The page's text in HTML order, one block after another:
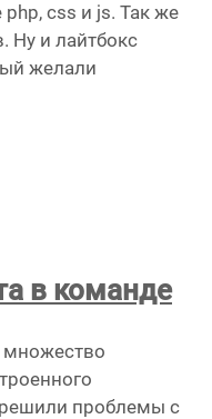
css и js. Так же
Ну и лайтбокс
желали
в команде
множество
решили проблемы с